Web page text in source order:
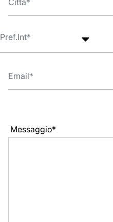
Messaggio*